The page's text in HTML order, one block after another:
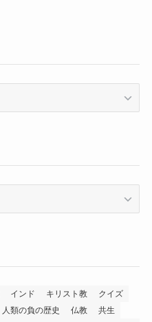
インド キリスト教
クイズ
人類の負の歴史 仏教 共生